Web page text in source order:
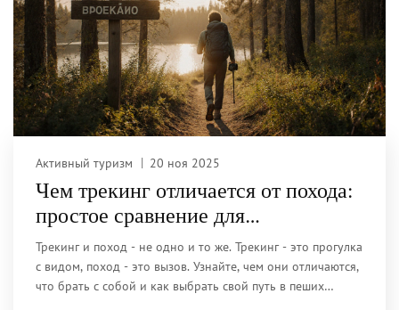
Активный туризм 20 ноя 2025
Чем трекинг отличается от похода:
простое сравнение для
начинающих
Трекинг и поход - не одно и то же. Трекинг - это прогулка
с видом, поход - это вызов. Узнайте, чем они отличаются,
что брать с собой и как выбрать свой путь в пеших